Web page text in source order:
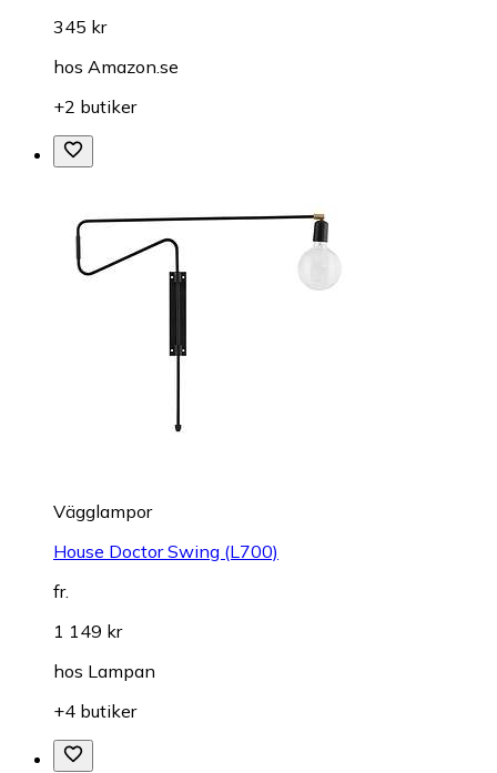
345 kr
hos Amazon.se
+2 butiker
Vägglampor
House Doctor Swing (L700)
fr.
1 149 kr
hos Lampan
+4 butiker